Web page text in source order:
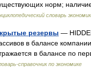
норм;
словарь
резервы —
в балансе
в балансе по
справочник по экономике